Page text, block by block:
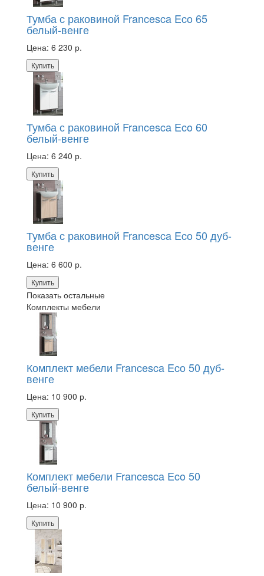
Тумба с раковиной Francesca Eco 65
белый-венге
Цена: 6 230 р.
Купить
Тумба с раковиной Francesca Eco 60
белый-венге
Цена: 6 240 р.
Купить
Тумба с раковиной Francesca Eco 50 дуб-
венге
Цена: 6 600 р.
Купить
Показать остальные
Комплекты мебели
Комплект мебели Francesca Eco 50 дуб-
венге
Цена: 10 900 р.
Купить
Комплект мебели Francesca Eco 50
белый-венге
Цена: 10 900 р.
Купить